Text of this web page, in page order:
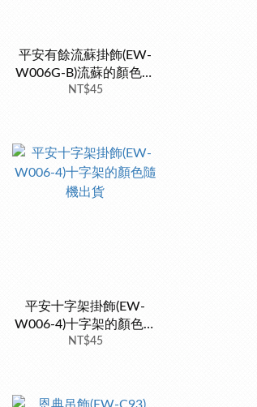
平安有餘流蘇掛飾(EW-
W006G-B)流蘇的顏色隨
機出貨
NT$45
平安十字架掛飾(EW-
W006-4)十字架的顏色隨
機出貨
NT$45